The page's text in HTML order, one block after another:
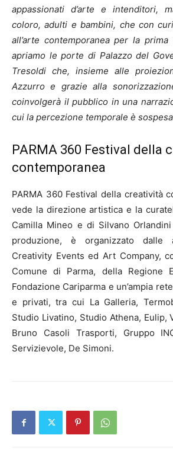
appassionati d’arte e intenditori,
coloro, adulti e bambini, che con
all’arte contemporanea per la
apriamo le porte di Palazzo del
Tresoldi che, insieme alle
Azzurro e grazie alla
coinvolgerà il pubblico in una
cui la percezione temporale è
PARMA 360 Festival della
contemporanea
PARMA 360 Festival della creatività
vede la direzione artistica e la
Camilla Mineo e di Silvano
produzione, è organizzato dalle
Creativity Events ed Art Company,
Comune di Parma, della Regione
Fondazione Cariparma e un’ampia
e privati, tra cui La Galleria,
Studio Livatino, Studio Athena, Eulip,
Bruno Casoli Trasporti, Gruppo
Servizievole, De Simoni.